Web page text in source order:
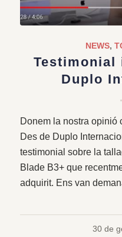
NEWS,
Testimonial
Duplo
Donem la nostra opinió
Des de Duplo
testimonial sobre la
Blade B3+ que
adquirit. Ens van
30 de